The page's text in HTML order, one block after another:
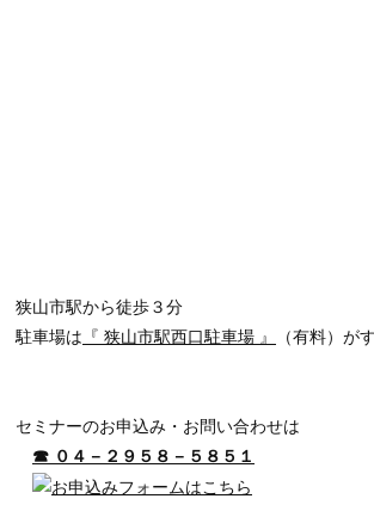
狭山市駅から徒歩３分
駐車場は 『 狭山市駅西口駐車場 』 （有料）が
セミナーのお申込み・お問い合わせは
☎ ０４－２９５８－５８５１